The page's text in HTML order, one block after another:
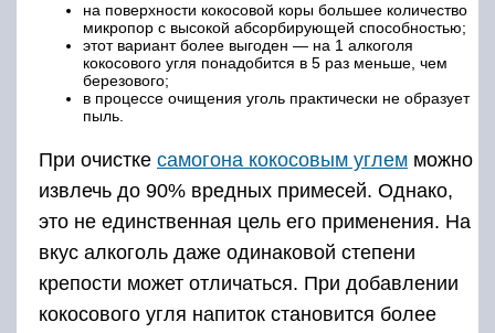
на поверхности кокосовой коры большее количество
микропор с высокой абсорбирующей способностью;
этот вариант более выгоден — на 1 алкоголя
кокосового угля понадобится в 5 раз меньше, чем
березового;
в процессе очищения уголь практически не образует
пыль.
При очистке самогона кокосовым углем можно
извлечь до 90% вредных примесей. Однако,
это не единственная цель его применения. На
вкус алкоголь даже одинаковой степени
крепости может отличаться. При добавлении
кокосового угля напиток становится более